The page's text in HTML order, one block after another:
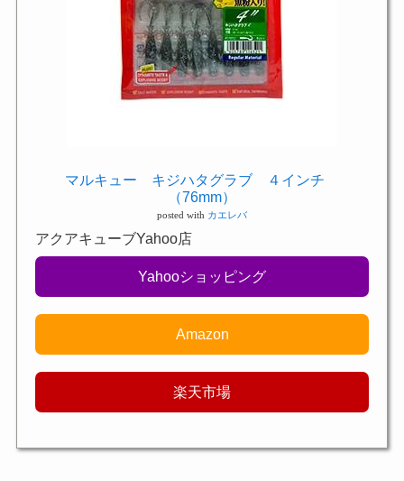
マルキュー キジハタグラブ ４インチ
（76mm）
posted with カエレバ
アクアキューブYahoo店
Yahooショッピング
Amazon
楽天市場